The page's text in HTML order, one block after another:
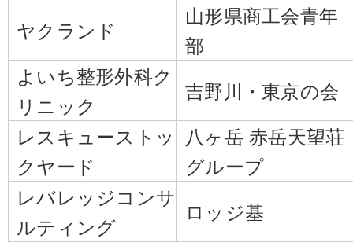
ヤクランド
山形県商工会青年
部
よいち整形外科ク
リニック
吉野川・東京の会
レスキューストッ
クヤード
八ヶ岳 赤岳天望荘
グループ
レバレッジコンサ
ルティング
ロッジ基